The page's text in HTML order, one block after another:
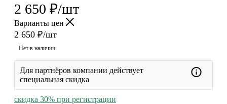
2 650 ₽/шт
Варианты цен
2 650 ₽/шт
Нет в наличии
Для партнёров компании действует
специальная скидка
скидка 30% при регистрации